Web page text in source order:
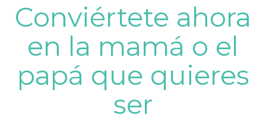
Conviértete ahora
en la mamá o el
papá que quieres
ser